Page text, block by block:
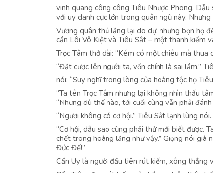
vinh quang công công Tiêu Nhược Phong.
với uy danh cực lớn trong quân ngũ này.
Vương quân thủ lăng lại do dự, nhưng bọn họ
cần Lôi Vô Kiệt và Tiêu Sắt – một thanh kiếm
Trọc Tâm thở dài: “Kém có một chiêu mà thua
“Đặt cược lên người ta, vốn chính là sai lầm.”
nói: “Suy nghĩ trong lòng của hoàng tộc họ
“Ta tên Trọc Tâm nhưng lại không nhìn thấu
“Nhưng dù thế nào, tới cuối cùng vẫn phải
“Ngươi không có cơ hội.” Tiêu Sắt lạnh lùng nói.
“Cơ hội, dẫu sao cũng phải thử mới biết được.
chết trong hoàng lăng như vậy.” Giọng nói già
Đức Đế!”
Cẩn Uy là người đầu tiên rút kiếm, xông thẳng